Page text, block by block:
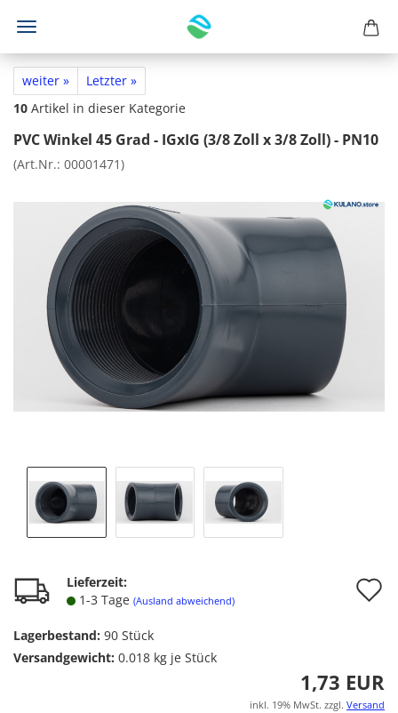
weiter »
Letzter »
10 Artikel in dieser Kategorie
PVC Winkel 45 Grad - IGxIG (3/8 Zoll x 3/8 Zoll) - PN10
(Art.Nr.: 00001471)
Lieferzeit:
1-3 Tage (Ausland abweichend)
Lagerbestand: 90 Stück
Versandgewicht: 0.018 kg je Stück
1,73 EUR
inkl. 19% MwSt. zzgl. Versand